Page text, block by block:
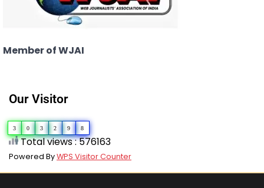
Member of WJAI
Our Visitor
3 0 3 2 9 8
Total views : 576163
Powered ByWPS Visitor Counter